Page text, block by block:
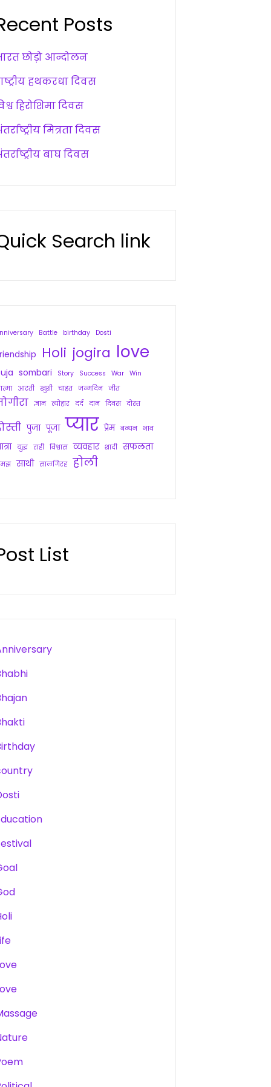
Posts
छोड़ो आन्दोलन
हथकरधा दिवस
हिरोशिमा दिवस
मित्रता दिवस
बाघ दिवस
Search link
Battle birthday Dosti
Holi jogira love
sombari Story Success War
Win
आरती खुशी चाहत जन्मदिन जीत
ज्ञान त्योहार दर्द दान दिवस दोस्त
पुजा पूजा प्यार प्रेम बन्धन भाव
युद्ध राही विश्वास व्यवहार शादी सफलता
साथी सालगिरह होली
List